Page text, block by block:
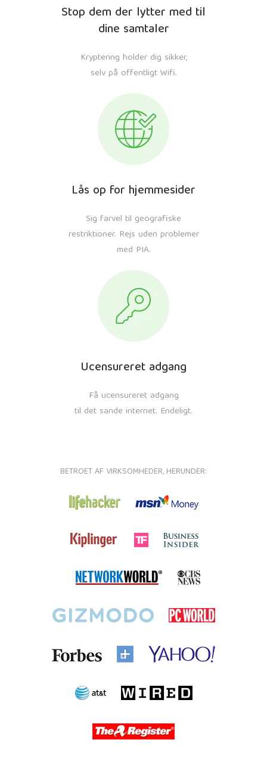
Stop dem der lytter med til
dine samtaler
Kryptering holder dig sikker,
selv på offentligt Wifi.
Lås op for hjemmesider
Sig farvel til geografiske
restriktioner. Rejs uden problemer
med PIA.
Ucensureret adgang
Få ucensureret adgang
til det sande internet. Endeligt.
BETROET AF VIRKSOMHEDER, HERUNDER: